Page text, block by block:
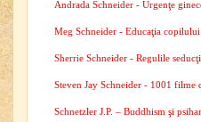
Andrada Schneider - Urgenţe
Meg Schneider - Educaţia copilului
Sherrie Schneider - Regulile
Steven Jay Schneider - 1001 filme
Schnetzler J.P. – Buddhism şi